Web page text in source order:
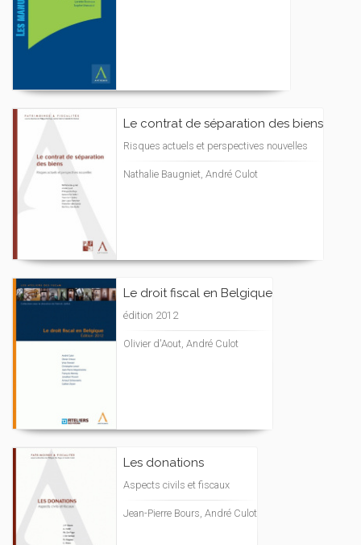
Le contrat de séparation des biens
Risques actuels et perspectives nouvelles
Nathalie Baugniet, André Culot
Le droit fiscal en Belgique
édition 2012
Olivier d'Aout, André Culot
Les donations
Aspects civils et fiscaux
Jean-Pierre Bours, André Culot